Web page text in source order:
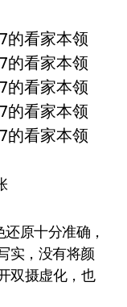
原十分准确，
实，没有将颜
双摄虚化，也